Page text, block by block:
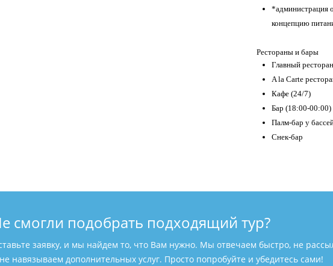
*администрация
концепцию
Рестораны и бары
Главный
A la Carte
Кафе (24/7)
Бар (18:00-00:00)
Палм-бар у
Снек-бар
смогли подобрать подходящий тур?
заявку, и мы найдем то, что Вам нужно. Мы отвечаем быстро, не
навязываем дополнительных услуг. Просто попробуйте и убедитесь сами!